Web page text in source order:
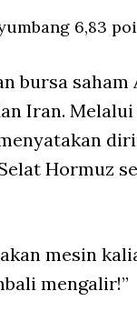
6,83
bursa
Iran.
Hormuz
mesin
mengalir!”